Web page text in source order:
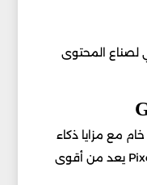
لصناع المحتوى
مع مزايا ذكاء
اصطناعي متقدمة. فإن Pixel 10 Pro XL يعد من أقوى